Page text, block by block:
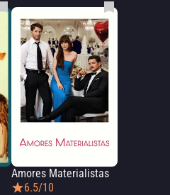
Amores Materialistas
6.5/10